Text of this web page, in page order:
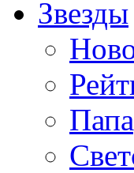
Звезды